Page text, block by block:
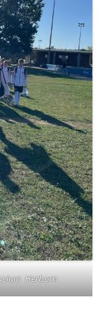
Herborn